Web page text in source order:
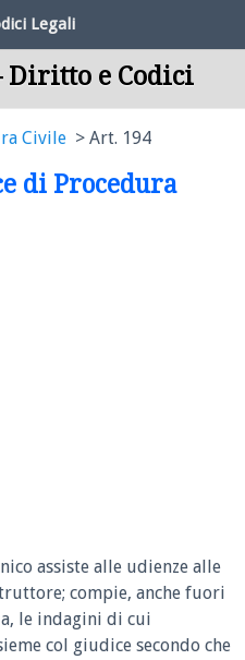
Legali
Diritto e Codici
Civile Art. 194
di Procedura
assiste alle udienze alle
compie, anche fuori
le indagini di cui
col giudice secondo che